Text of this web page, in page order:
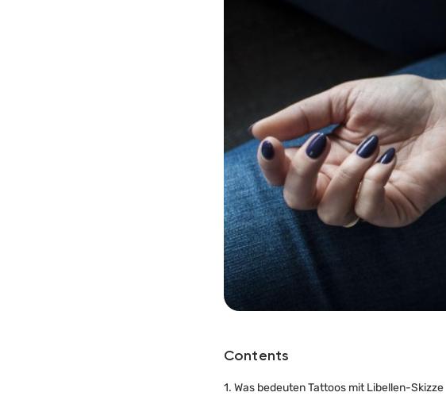
Contents
1. Was bedeuten Tattoos mit Libellen-Skizze